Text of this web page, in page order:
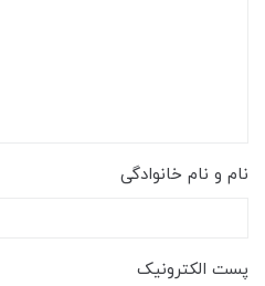
نام و نام خانوادگی
پست الکترونیک